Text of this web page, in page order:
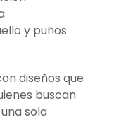
y puños
diseños que
buscan
sola